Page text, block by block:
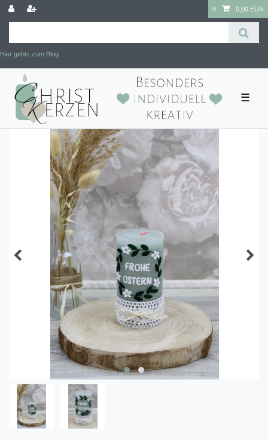
Hier gehts zum Blog
0 0,00 EUR
☰